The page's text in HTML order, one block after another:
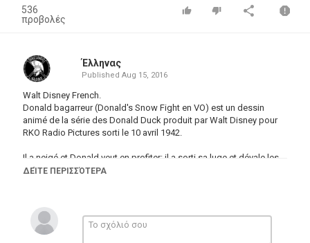
536
προβολές
Έλληνας
Published Aug 15, 2016
Walt Disney French.
Donald bagarreur (Donald's Snow Fight en VO) est un dessin
animé de la série des Donald Duck produit par Walt Disney pour
RKO Radio Pictures sorti le 10 avril 1942.
Il a neigé et Donald veut en profiter: il a sorti sa luge et dévale les
pentes, détruisant au passage le bonhomme de neige de ses
un morceau très dur...
Κατηγορίες
ΔΕΊΤΕ ΠΕΡΙΣΣΌΤΕΡΑ